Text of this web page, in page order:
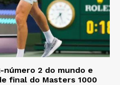
número 2 do mundo e
final do Masters 1000